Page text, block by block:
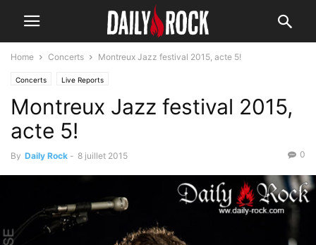
Home Concerts Montreux Jazz festival 2015, acte 5!
Concerts Live Reports
Montreux Jazz festival 2015,
acte 5!
By Daily Rock - 8 juillet 2015 0